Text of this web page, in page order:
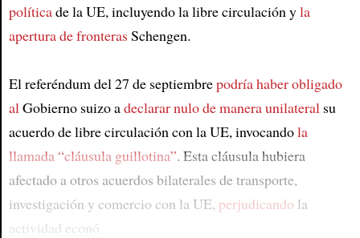
políticade la UE, incluyendo la libre circulación yla
apertura de fronterasSchengen.
El referéndum del 27 de septiembrepodría haber obligado
al Gobierno suizo adeclarar nulo de manera unilateral su
acuerdo de libre circulación con la UE, invocandola
llamada “cláusula guillotina”. Esta cláusula hubiera
afectado a otros acuerdos bilaterales de transporte,
investigación y comercio con la UE, perjudicando la
actividad econó